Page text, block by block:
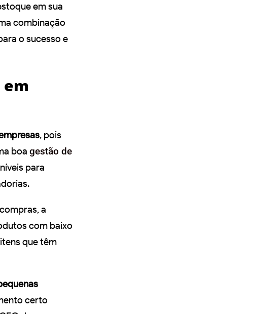
em sua
combinação
o sucesso e
, pois
boa gestão de
para
a
com baixo
que têm
certo